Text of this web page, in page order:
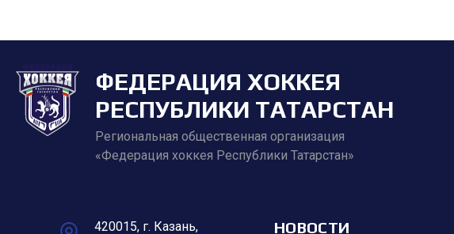
ФЕДЕРАЦИЯ ХОККЕЯ
РЕСПУБЛИКИ ТАТАРСТАН
Региональная общественная организация
«Федерация хоккея Республики Татарстан»
420015, г. Казань,
НОВОСТИ